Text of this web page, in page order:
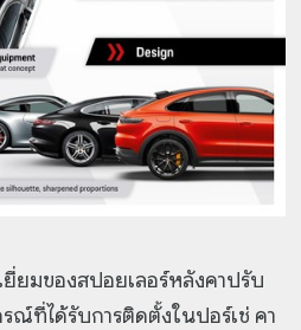
ยมของสปอยเลอร์หลังคาปรับ
ณ์ที่ได้รับการติดตั้งในปอร์เช่ คา